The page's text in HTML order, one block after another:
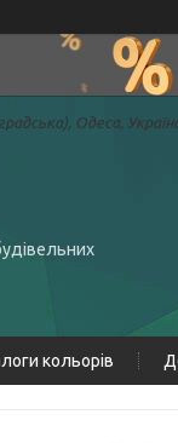
Одеса,
кольорів